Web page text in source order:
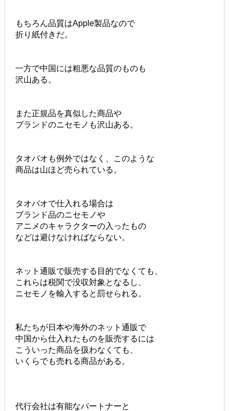
もちろん品質はApple製品なので
折り紙付きだ。
一方で中国には粗悪な品質のものも
沢山ある。
また正規品を真似した商品や
ブランドのニセモノも沢山ある。
タオバオも例外ではなく、このような
商品は山ほど売られている。
タオバオで仕入れる場合は
ブランド品のニセモノや
アニメのキャラクターの入ったもの
などは避けなければならない。
ネット通販で販売する目的でなくても、
これらは税関で没収対象となるし、
ニセモノを輸入すると罰せられる。
私たちが日本や海外のネット通販で
中国から仕入れたものを販売するには
こういった商品を扱わなくても、
いくらでも売れる商品がある。
代行会社は有能なパートナーと